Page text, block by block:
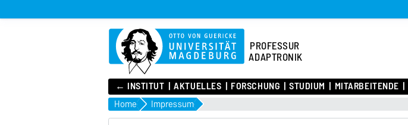
PROFESSUR
ADAPTRONIK
← INSTITUT AKTUELLES FORSCHUNG STUDIUM MITARBEITENDE
Home Impressum